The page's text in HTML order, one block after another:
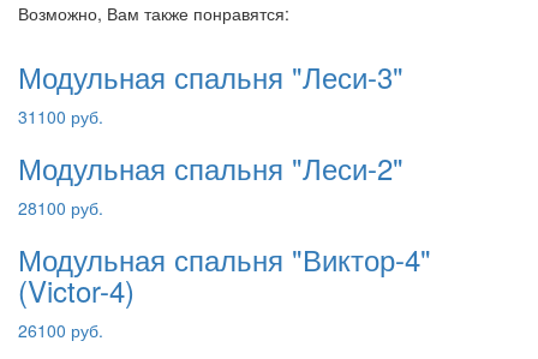
Возможно, Вам также понравятся:
Модульная спальня "Леси-3"
31100 руб.
Модульная спальня "Леси-2"
28100 руб.
Модульная спальня "Виктор-4"
(Victor-4)
26100 руб.